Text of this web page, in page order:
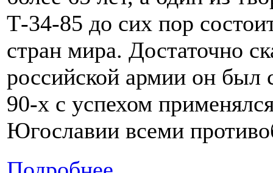
Т-34-85 до сих пор
стран мира. Достаточно
российской армии он был
90-х с успехом
Югославии всеми